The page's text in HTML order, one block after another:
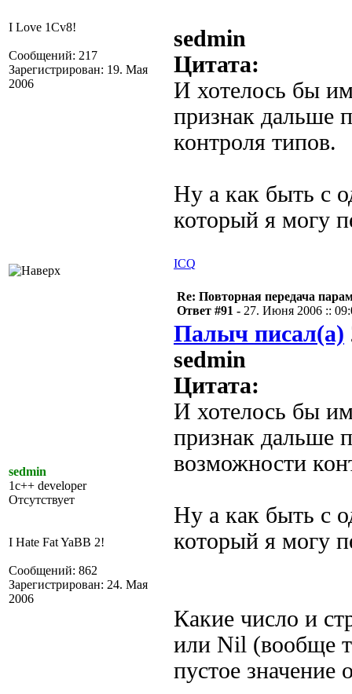
I Love 1Cv8!
Сообщений: 217
Зарегистрирован: 19. Мая
2006
sedmin
Цитата:
И хотелось бы
признак дальше
контроля типов.
Ну а как быть с
который я могу
ICQ
sedmin
1c++ developer
Отсутствует
I Hate Fat YaBB 2!
Сообщений: 862
Зарегистрирован: 24. Мая
2006
Re: Повторная передача
Ответ #91 - 27. Июня 2006 ::
Палыч писал(а)
sedmin
Цитата:
И хотелось бы
признак дальше
возможности
Ну а как быть с
который я могу
Какие число и
или Nil (вообще
пустое